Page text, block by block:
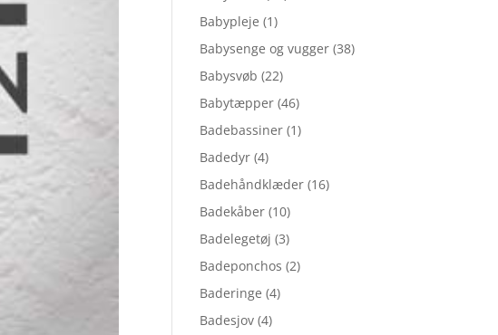
Babypleje (1)
Babysenge og vugger (38)
Babysvøb (22)
Babytæpper (46)
Badebassiner (1)
Badedyr (4)
Badehåndklæder (16)
Badekåber (10)
Badelegetøj (3)
Badeponchos (2)
Baderinge (4)
Badesjov (4)